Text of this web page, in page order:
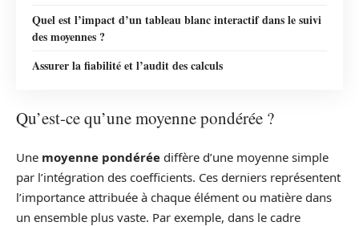
Quel est l’impact d’un tableau blanc interactif dans le suivi
des moyennes ?
Assurer la fiabilité et l’audit des calculs
Qu’est-ce qu’une moyenne pondérée ?
Une moyenne pondérée diffère d’une moyenne simple
par l’intégration des coefficients. Ces derniers représentent
l’importance attribuée à chaque élément ou matière dans
un ensemble plus vaste. Par exemple, dans le cadre